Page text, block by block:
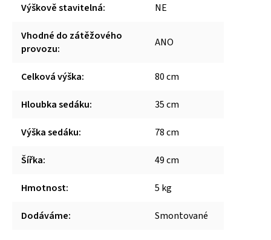
Výškově stavitelná: NE
Vhodné do zátěžového
provozu: ANO
Celková výška: 80 cm
Hloubka sedáku: 35 cm
Výška sedáku: 78 cm
Šířka: 49 cm
Hmotnost: 5 kg
Dodáváme: Smontované